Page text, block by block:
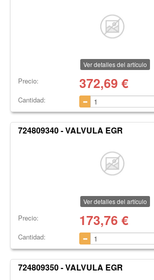
Ver detalles del artículo
Precio: 372,69 €
Cantidad:
724809340 - VALVULA EGR
Ver detalles del artículo
Precio: 173,76 €
Cantidad:
724809350 - VALVULA EGR